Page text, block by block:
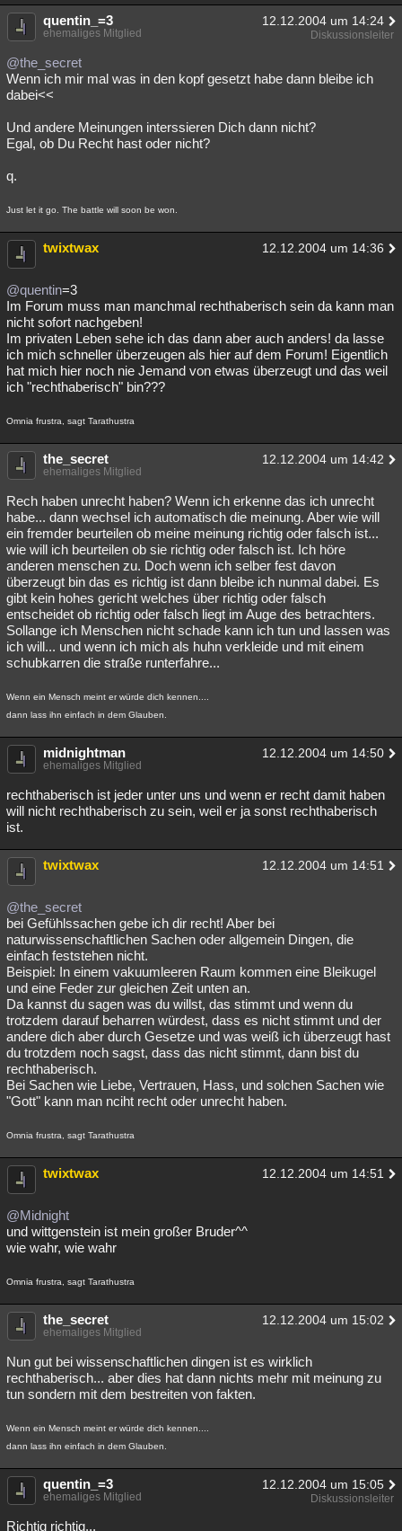
quentin_=3 12.12.2004 um 14:24
ehemaliges Mitglied Diskussionsleiter
@the_secret
Wenn ich mir mal was in den kopf gesetzt habe dann bleibe ich
dabei<<
Und andere Meinungen interssieren Dich dann nicht?
Egal, ob Du Recht hast oder nicht?
q.
Just let it go. The battle will soon be won.
twixtwax 12.12.2004 um 14:36
@quentin=3
Im Forum muss man manchmal rechthaberisch sein da kann man
nicht sofort nachgeben!
Im privaten Leben sehe ich das dann aber auch anders! da lasse
ich mich schneller überzeugen als hier auf dem Forum! Eigentlich
hat mich hier noch nie Jemand von etwas überzeugt und das weil
ich "rechthaberisch" bin???
Omnia frustra, sagt Tarathustra
the_secret 12.12.2004 um 14:42
ehemaliges Mitglied
Rech haben unrecht haben? Wenn ich erkenne das ich unrecht
habe... dann wechsel ich automatisch die meinung. Aber wie will
ein fremder beurteilen ob meine meinung richtig oder falsch ist...
wie will ich beurteilen ob sie richtig oder falsch ist. Ich höre
anderen menschen zu. Doch wenn ich selber fest davon
überzeugt bin das es richtig ist dann bleibe ich nunmal dabei. Es
gibt kein hohes gericht welches über richtig oder falsch
entscheidet ob richtig oder falsch liegt im Auge des betrachters.
Sollange ich Menschen nicht schade kann ich tun und lassen was
ich will... und wenn ich mich als huhn verkleide und mit einem
schubkarren die straße runterfahre...
Wenn ein Mensch meint er würde dich kennen....
dann lass ihn einfach in dem Glauben.
midnightman 12.12.2004 um 14:50
ehemaliges Mitglied
rechthaberisch ist jeder unter uns und wenn er recht damit haben
will nicht rechthaberisch zu sein, weil er ja sonst rechthaberisch
ist.
twixtwax 12.12.2004 um 14:51
@the_secret
bei Gefühlssachen gebe ich dir recht! Aber bei
naturwissenschaftlichen Sachen oder allgemein Dingen, die
einfach feststehen nicht.
Beispiel: In einem vakuumleeren Raum kommen eine Bleikugel
und eine Feder zur gleichen Zeit unten an.
Da kannst du sagen was du willst, das stimmt und wenn du
trotzdem darauf beharren würdest, dass es nicht stimmt und der
andere dich aber durch Gesetze und was weiß ich überzeugt hast
du trotzdem noch sagst, dass das nicht stimmt, dann bist du
rechthaberisch.
Bei Sachen wie Liebe, Vertrauen, Hass, und solchen Sachen wie
"Gott" kann man nciht recht oder unrecht haben.
Omnia frustra, sagt Tarathustra
twixtwax 12.12.2004 um 14:51
@Midnight
und wittgenstein ist mein großer Bruder^^
wie wahr, wie wahr
Omnia frustra, sagt Tarathustra
the_secret 12.12.2004 um 15:02
ehemaliges Mitglied
Nun gut bei wissenschaftlichen dingen ist es wirklich
rechthaberisch... aber dies hat dann nichts mehr mit meinung zu
tun sondern mit dem bestreiten von fakten.
Wenn ein Mensch meint er würde dich kennen....
dann lass ihn einfach in dem Glauben.
quentin_=3 12.12.2004 um 15:05
ehemaliges Mitglied Diskussionsleiter
Richtig richtig...